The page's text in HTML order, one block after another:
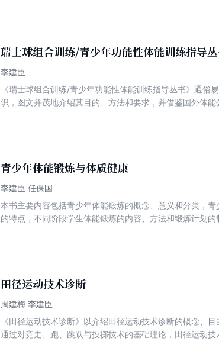
瑞士球组合训练/青少年功能性体能训练指导
李建臣
《瑞士球组合训练/青少年功能性体能训练指导丛书》通
识，图文并茂地介绍其目的、方法和要求，并借鉴国外体
青少年体能锻炼与体质健康
李建臣 任保国
本书主要内容包括青少年体能锻炼的概念、意义和分类，
的特点，不同阶段学生体能锻炼的内容、方法和锻炼计划
田径运动技术诊断
周建梅 李建臣
《田径运动技术诊断》以介绍田径运动技术诊断的概念、
通过对竞走、跑、跳跃与投掷技术的基础理论，田径运动